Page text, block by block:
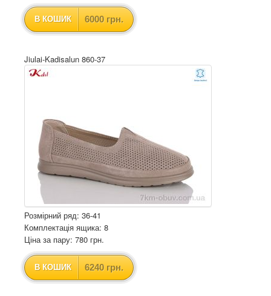
В КОШИК 6000 грн.
Jiulai-Kadisalun 860-37
Розмірний ряд: 36-41
Комплектація ящика: 8
Ціна за пару: 780 грн.
В КОШИК 6240 грн.